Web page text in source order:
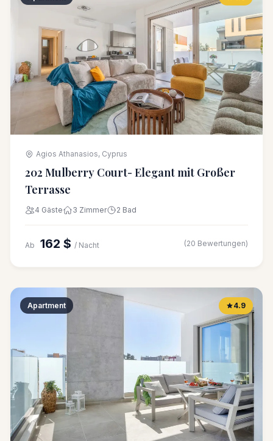
Agios Athanasios, Cyprus
202 Mulberry Court- Elegant mit Großer
Terrasse
4 Gäste 3 Zimmer 2 Bad
Ab 162 $ / Nacht (20 Bewertungen)
Apartment 4.9